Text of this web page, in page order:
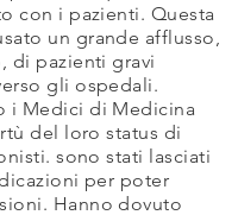
con i pazienti. Questa
un grande afflusso,
di pazienti gravi
gli ospedali.
i Medici di Medicina
del loro status di
sono stati lasciati
per poter
Hanno dovuto